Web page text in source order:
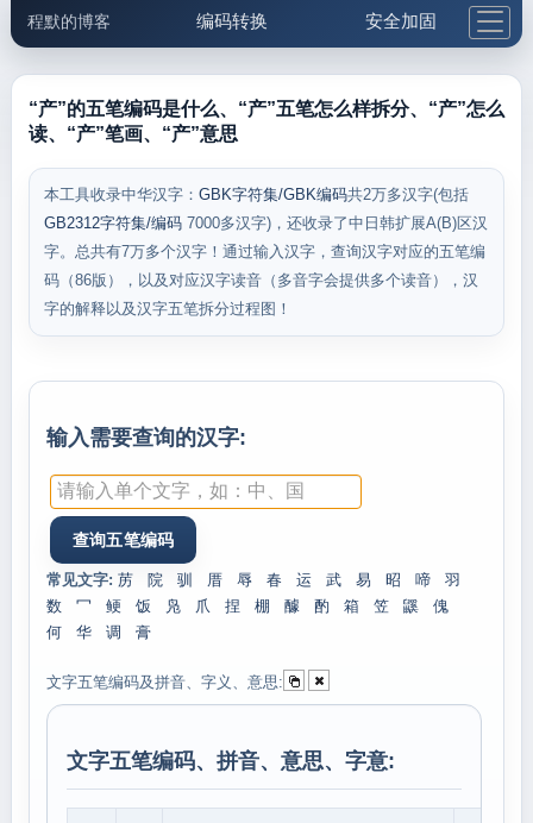
程默的博客 编码转换 安全加固
邮件工具 生活便民 更多工具
5.1支付宝大红包
“产”的五笔编码是什么、“产”五笔怎么样拆分、“产”怎么
读、“产”笔画、“产”意思
本工具收录中华汉字： GBK字符集/GBK编码共2万多汉字(包括
GB2312字符集/编码 7000多汉字)，还收录了中日韩扩展A(B)区汉
字。总共有7万多个汉字！通过输入汉字，查询汉字对应的五笔编
码（86版），以及对应汉字读音（多音字会提供多个读音），汉
字的解释以及汉字五笔拆分过程图！
输入需要查询的汉字:
常见文字: 苈 院 驯 厝 辱 春 运 武 易 昭 啼
羽
数
冖 鲠 饭 凫 爪 捏 棚 醵 酌 箱 笠 鼷
傀
何
华 调 膏
文字五笔编码及拼音、字义、意思:
文字五笔编码、拼音、意思、字意: